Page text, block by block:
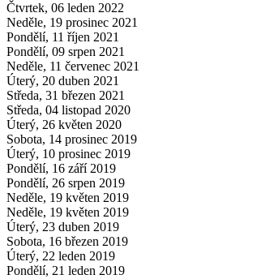
Čtvrtek, 06 leden 2022
Neděle, 19 prosinec 2021
Pondělí, 11 říjen 2021
Pondělí, 09 srpen 2021
Neděle, 11 červenec 2021
Úterý, 20 duben 2021
Středa, 31 březen 2021
Středa, 04 listopad 2020
Úterý, 26 květen 2020
Sobota, 14 prosinec 2019
Úterý, 10 prosinec 2019
Pondělí, 16 září 2019
Pondělí, 26 srpen 2019
Neděle, 19 květen 2019
Neděle, 19 květen 2019
Úterý, 23 duben 2019
Sobota, 16 březen 2019
Úterý, 22 leden 2019
Pondělí, 21 leden 2019